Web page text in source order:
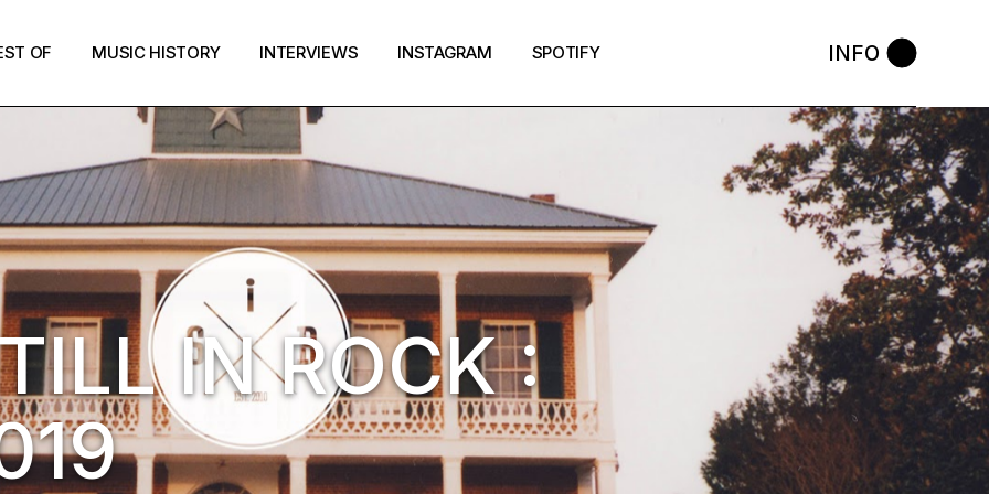
OF MUSIC HISTORY INTERVIEWS INSTAGRAM SPOTIFY INFO
IN ROCK :